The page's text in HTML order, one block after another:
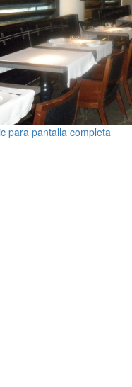
para pantalla completa